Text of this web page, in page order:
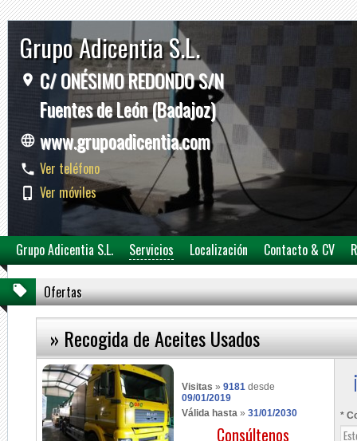
Grupo Adicentia S.L.
C/ ONÉSIMO REDONDO S/N
Fuentes de León (Badajoz)
www.grupoadicentia.com
Ver teléfono
Ver móviles
Grupo Adicentia S.L. Servicios Localización Contacto & CV
Ofertas
» Recogida de Aceites Usados
Visitas » 9181 desde
09/01/2019
Válida hasta » 31/01/2030
Consúltenos
*